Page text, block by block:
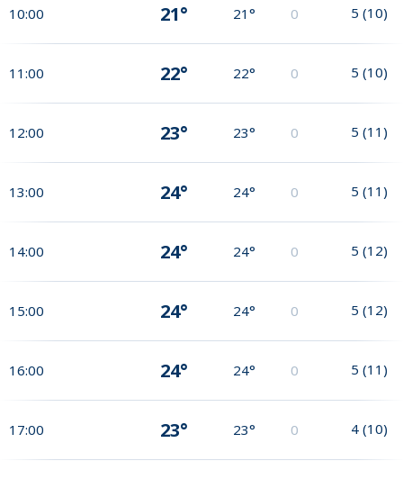
10:00 21° 21° 0 5 (10)
11:00 22° 22° 0 5 (10)
12:00 23° 23° 0 5 (11)
13:00 24° 24° 0 5 (11)
14:00 24° 24° 0 5 (12)
15:00 24° 24° 0 5 (12)
16:00 24° 24° 0 5 (11)
17:00 23° 23° 0 4 (10)